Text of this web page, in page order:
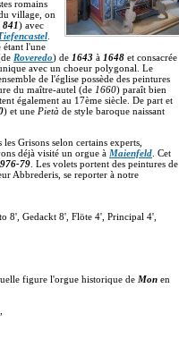
romains
village, on
841) avec
étant l'une
Roveredo) de 1643 à 1648 et consacrée
avec un choeur polygonal. Le
de l'église possède des peintures
du maître-autel (de 1660) paraît bien
également au 17ème siècle. De part et
) et une Pietà de style baroque naissant
Grisons selon certains experts,
déjà visité un orgue à Maienfeld . Cet
79 . Les volets portent des peintures de
Abbrederis, se reporter à notre
8', Gedackt 8', Flöte 4', Principal 4',
figure l'orgue historique de Mon en